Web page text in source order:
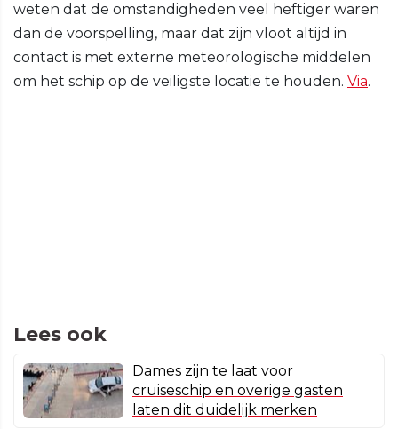
weten dat de omstandigheden veel heftiger waren
dan de voorspelling, maar dat zijn vloot altijd in
contact is met externe meteorologische middelen
om het schip op de veiligste locatie te houden. Via.
Lees ook
Dames zijn te laat voor
cruiseschip en overige gasten
laten dit duidelijk merken